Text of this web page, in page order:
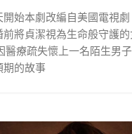
開始本劇改編自美國電視
前將貞潔視為生命般守護
醫療疏失懷上一名陌生男
期的故事